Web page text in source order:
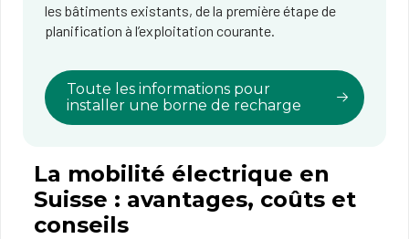
les bâtiments existants, de la première étape de
planification à l’exploitation courante.
Toute les informations pour
installer une borne de recharge
La mobilité électrique en
Suisse : avantages, coûts et
conseils